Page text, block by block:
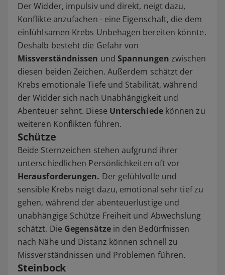
Der Widder, impulsiv und direkt, neigt dazu,
Konflikte anzufachen - eine Eigenschaft, die dem
einfühlsamen Krebs Unbehagen bereiten könnte.
Deshalb besteht die Gefahr von
Missverständnissen und Spannungen zwischen
diesen beiden Zeichen. Außerdem schätzt der
Krebs emotionale Tiefe und Stabilität, während
der Widder sich nach Unabhängigkeit und
Abenteuer sehnt. Diese Unterschiedekönnen zu
weiteren Konflikten führen.
Schütze
Beide Sternzeichen stehen aufgrund ihrer
unterschiedlichen Persönlichkeiten oft vor
Herausforderungen. Der gefühlvolle und
sensible Krebs neigt dazu, emotional sehr tief zu
gehen, während der abenteuerlustige und
unabhängige Schütze Freiheit und Abwechslung
schätzt. Die Gegensätzein den Bedürfnissen
nach Nähe und Distanz können schnell zu
Missverständnissen und Problemen führen.
Steinbock